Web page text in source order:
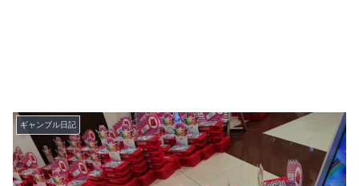
ギャンブル日記